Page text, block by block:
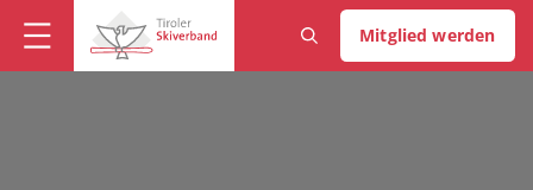
Mitglied werden